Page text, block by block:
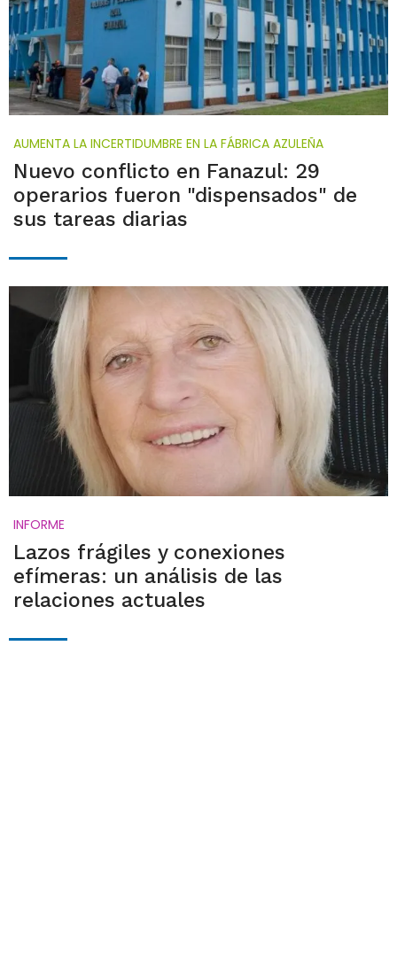
AUMENTA LA INCERTIDUMBRE EN LA FÁBRICA AZULEÑA
Nuevo conflicto en Fanazul: 29
operarios fueron "dispensados" de
sus tareas diarias
INFORME
Lazos frágiles y conexiones
efímeras: un análisis de las
relaciones actuales